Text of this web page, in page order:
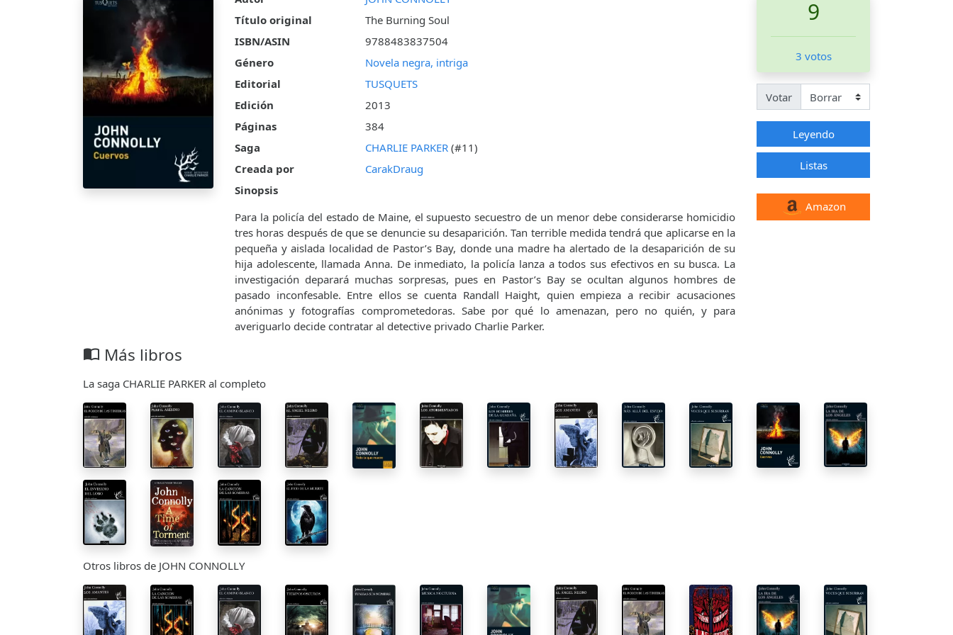
Título original
The Burning Soul
ISBN/ASIN
9788483837504
Género
Novela negra, intriga
Editorial
TUSQUETS
Edición
2013
Páginas
384
Saga
CHARLIE PARKER (#11)
Creada por
CarakDraug
Sinopsis
Para la policía del estado de Maine, el supuesto secuestro de un menor debe considerarse homicidio
tres horas después de que se denuncie su desaparición. Tan terrible medida tendrá que aplicarse en la
pequeña y aislada localidad de Pastor’s Bay, donde una madre ha alertado de la desaparición de su
hija adolescente, llamada Anna. De inmediato, la policía lanza a todos sus efectivos en su busca. La
investigación deparará muchas sorpresas, pues en Pastor’s Bay se ocultan algunos hombres de
pasado inconfesable. Entre ellos se cuenta Randall Haight, quien empieza a recibir acusaciones
anónimas y fotografías comprometedoras. Sabe por qué lo amenazan, pero no quién, y para
averiguarlo decide contratar al detective privado Charlie Parker.
9
3 votos
Votar
Leyendo
Listas
Amazon
import_contacts Más libros
La saga CHARLIE PARKER al completo
Otros libros de JOHN CONNOLLY